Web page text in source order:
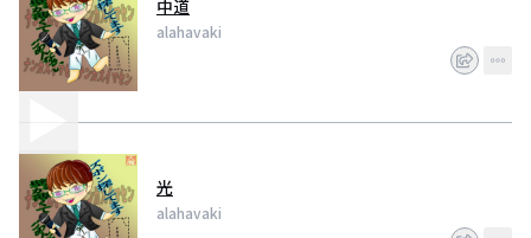
中道
alahavaki
光
alahavaki